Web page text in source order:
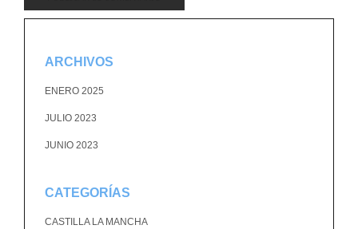
ARCHIVOS
ENERO 2025
JULIO 2023
JUNIO 2023
CATEGORÍAS
CASTILLA LA MANCHA